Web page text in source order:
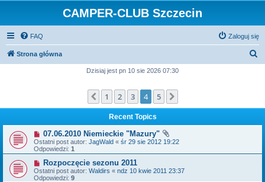
CAMPER-CLUB Szczecin
FAQ Zaloguj się
Strona główna
a
j
Dzisiaj jest pn 10 sie 2026 07:30
Poprzednia
1 2 3 4 5
Recent Topics
07.06.2010 Niemieckie "Mazury"
Ostatni post autor: JagWald « śr 29 sie 2012 19:22
Odpowiedzi: 1
Rozpoczęcie sezonu 2011
Ostatni post autor: Waldirs « ndz 10 kwie 2011 23:37
Odpowiedzi: 9